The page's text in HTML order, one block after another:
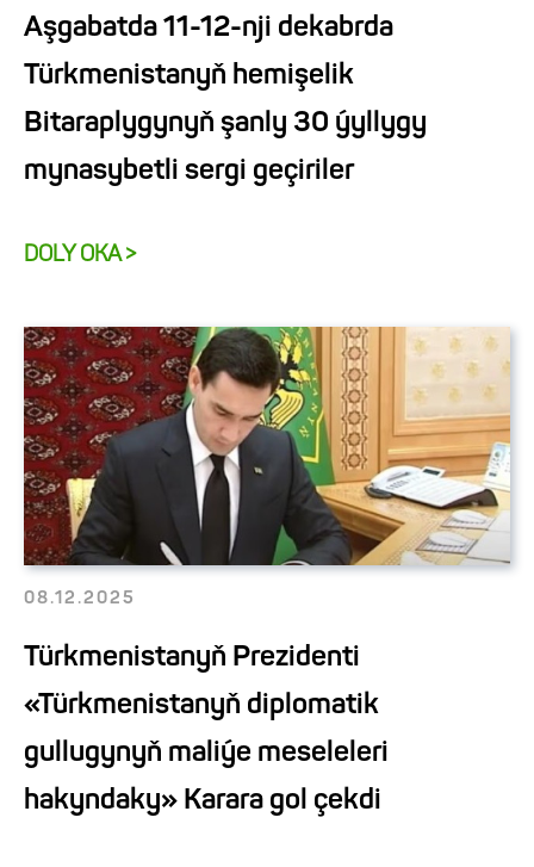
Aşgabatda 11-12-nji dekabrda
Türkmenistanyň hemişelik
Bitaraplygynyň şanly 30 ýyllygy
mynasybetli sergi geçiriler
DOLY OKA >
08.12.2025
Türkmenistanyň Prezidenti
«Türkmenistanyň diplomatik
gullugynyň maliýe meseleleri
hakyndaky» Karara gol çekdi